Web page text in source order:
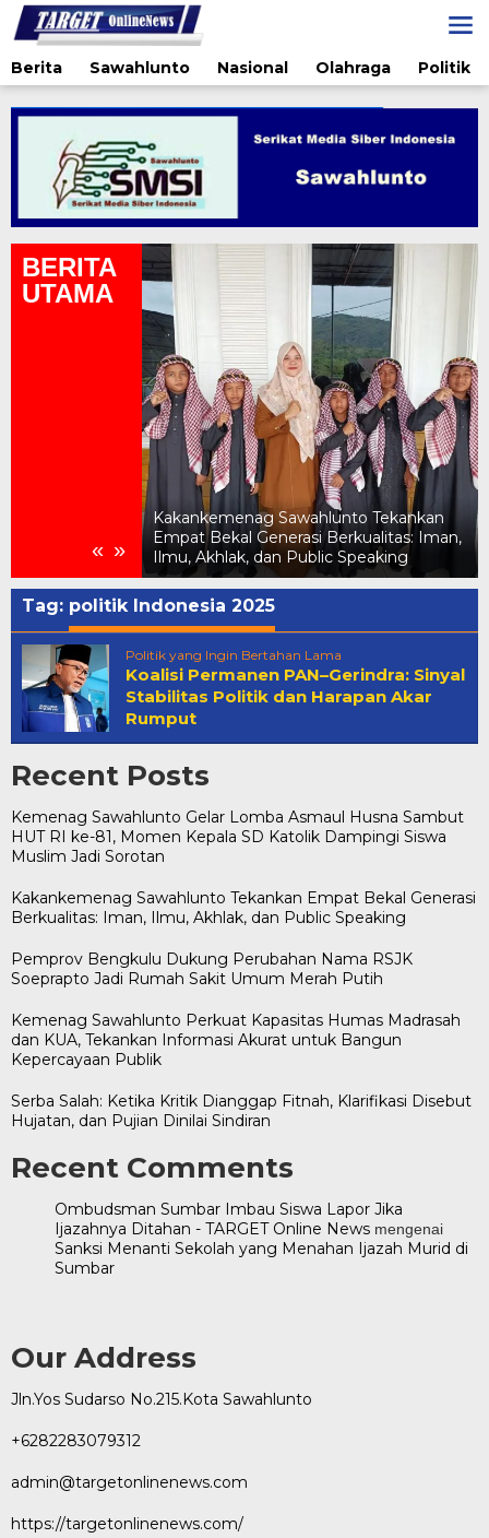
Lewati
ke
konten
Berita
Sawahlunto Nasional Olahraga Politik
BERITA
UTAMA
« »
Kakankemenag Sawahlunto Tekankan
Empat Bekal Generasi Berkualitas: Iman,
Ilmu, Akhlak, dan Public Speaking
Tag: politik Indonesia 2025
Politik yang Ingin Bertahan Lama
Koalisi Permanen PAN–Gerindra: Sinyal
Stabilitas Politik dan Harapan Akar
Rumput
Recent Posts
Kemenag Sawahlunto Gelar Lomba Asmaul Husna Sambut
HUT RI ke-81, Momen Kepala SD Katolik Dampingi Siswa
Muslim Jadi Sorotan
Kakankemenag Sawahlunto Tekankan Empat Bekal Generasi
Berkualitas: Iman, Ilmu, Akhlak, dan Public Speaking
Pemprov Bengkulu Dukung Perubahan Nama RSJK
Soeprapto Jadi Rumah Sakit Umum Merah Putih
Kemenag Sawahlunto Perkuat Kapasitas Humas Madrasah
dan KUA, Tekankan Informasi Akurat untuk Bangun
Kepercayaan Publik
Serba Salah: Ketika Kritik Dianggap Fitnah, Klarifikasi Disebut
Hujatan, dan Pujian Dinilai Sindiran
Recent Comments
Ombudsman Sumbar Imbau Siswa Lapor Jika
Ijazahnya Ditahan - TARGET Online News mengenai
Sanksi Menanti Sekolah yang Menahan Ijazah Murid di
Sumbar
Our Address
Jln.Yos Sudarso No.215.Kota Sawahlunto
+6282283079312
admin@targetonlinenews.com
https://targetonlinenews.com/